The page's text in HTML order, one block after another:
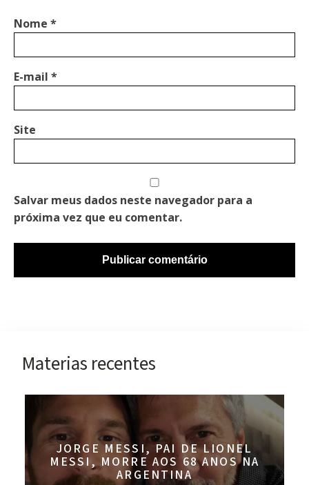
Nome *
E-mail *
Site
Salvar meus dados neste navegador para a
próxima vez que eu comentar.
Materias recentes
JORGE MESSI, PAI DE LIONEL
MESSI, MORRE AOS 68 ANOS NA
ARGENTINA